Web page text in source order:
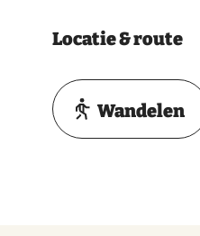
Locatie & route
Wandelen